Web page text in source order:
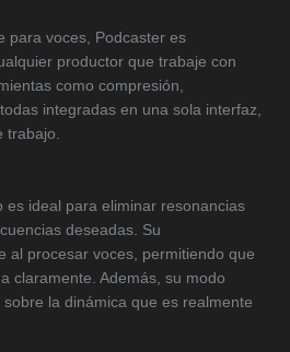
para voces, Podcaster es
productor que trabaje con
como compresión,
integradas en una sola interfaz,
trabajo.
es ideal para eliminar resonancias
deseadas. Su
al procesar voces, permitiendo que
claramente. Además, su modo
la dinámica que es realmente